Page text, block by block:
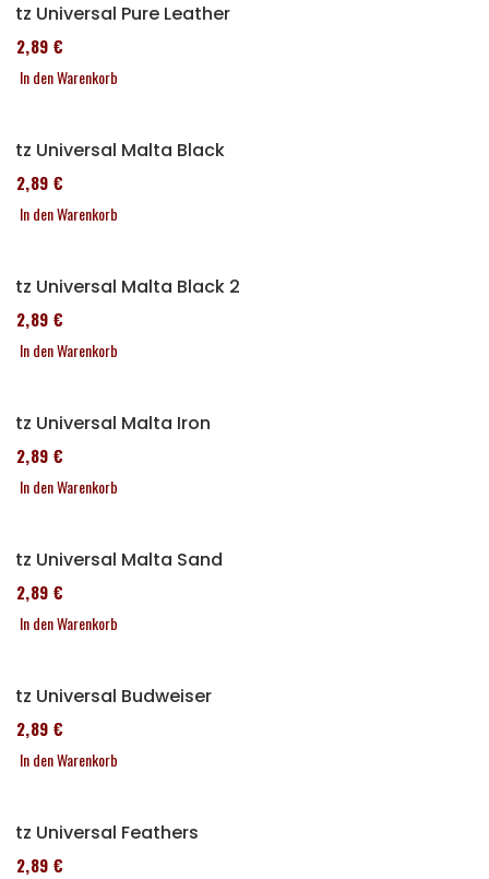
Sitz Universal Pure Leather
152,89 €
In den Warenkorb
Sitz Universal Malta Black
152,89 €
In den Warenkorb
Sitz Universal Malta Black 2
152,89 €
In den Warenkorb
Sitz Universal Malta Iron
152,89 €
In den Warenkorb
Sitz Universal Malta Sand
152,89 €
In den Warenkorb
Sitz Universal Budweiser
152,89 €
In den Warenkorb
Sitz Universal Feathers
152,89 €